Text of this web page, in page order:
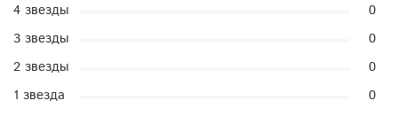
4 звезды
0
3 звезды
0
2 звезды
0
1 звезда
0